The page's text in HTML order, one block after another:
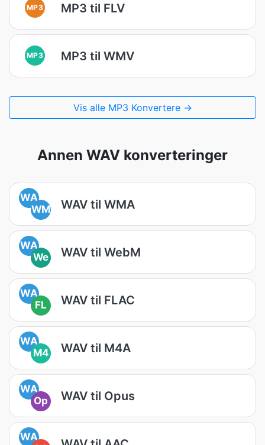
MP3 MP3 til FLV
MP3 MP3 til WMV
Vis alle MP3 Konvertere →
Annen WAV konverteringer
WA
WM
WAV til WMA
WA
We
WAV til WebM
WA
FL
WAV til FLAC
WA
M4
WAV til M4A
WA
Op
WAV til Opus
WA